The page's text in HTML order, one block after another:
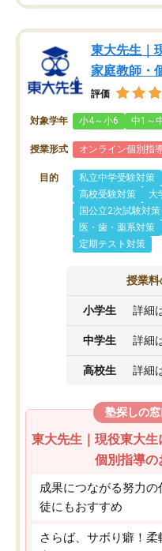
東大先生｜
家庭教師・
評価
対象学年 小4～小6 中1～
授業形式 オンライン個別指
目的 私立中学受験対策
高校受験対策
大
国公立2次試験対策
医・歯・薬系対策
定期テスト対策
授業
小学生 詳細
中学生 詳細
高校生 詳細
塾探しの
東大先生｜現役東大生
個別指導の
成果につながる努力
徒にもおすすめ
さらば、サボり癖！